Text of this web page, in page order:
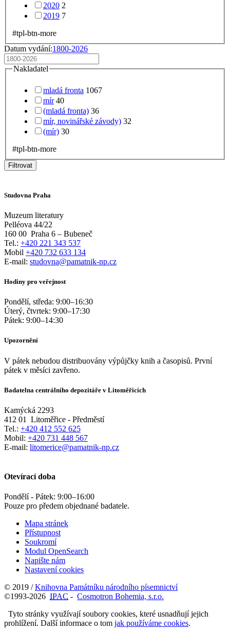
2020 2
2019 7
#tpl-btn-more
Datum vydání:1800-2026
Nakladatel
mladá fronta 1067
mír 40
(mladá fronta) 36
mír, novinářské závody) 32
(mír) 30
#tpl-btn-more
Filtrovat
Studovna Praha
Muzeum literatury
Pelléova 44/22
160 00 Praha 6 – Bubeneč
Tel.: +420 221 343 537
Mobil +420 732 633 134
E-mail: studovna@pamatnik-np.cz
Hodiny pro veřejnost
Pondělí, středa: 9:00–16:30
Úterý, čtvrtek: 9:00–17:30
Pátek: 9:00–14:30
Upozornění
V pátek nebudou distribuovány výpůjčky knih a časopisů. První
pátek v měsíci zavřeno.
Badatelna centrálního depozitáře v Litoměřicích
Kamýcká 2293
412 01
Litoměřice - Předměstí
Tel.: +420 412 552 625
Mobil: +420 731 448 567
E-mail: litomerice@pamatnik-np.cz
Otevírací doba
Pondělí - Pátek: 9:00–16:00
Pouze pro předem objednané badatele.
Mapa stránek
Přístupnost
Soukromí
Modul OpenSearch
Napište nám
Nastavení cookies
© 2019 /Knihovna Památníku národního písemnictví
©1993-2026 IPAC - Cosmotron Bohemia, s.r.o.
Tyto stránky využívají soubory cookies, které usnadňují jejich
prohlížení. Další informace o tom jak používáme cookies.